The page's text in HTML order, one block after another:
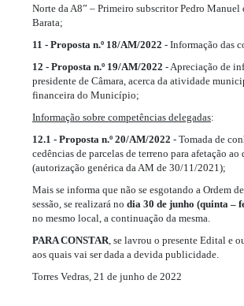
Norte da A8” – Primeiro subscritor Pedro Manuel
Barata;
11 - Proposta n.º 18/AM/2022 - Informação das
12 - Proposta n.º 19/AM/2022 - Apreciação de
presidente de Câmara, acerca da atividade
financeira do Município;
Informação sobre competências delegadas:
12.1 - Proposta n.º 20/AM/2022 - Tomada de
cedências de parcelas de terreno para afetação
(autorização genérica da AM de 30/11/2021);
Mais se informa que não se esgotando a Ordem
sessão, se realizará no dia 30 de junho (quinta –
no mesmo local, a continuação da mesma.
PARA CONSTAR , se lavrou o presente Edital e
aos quais vai ser dada a devida publicidade.
Torres Vedras, 21 de junho de 2022